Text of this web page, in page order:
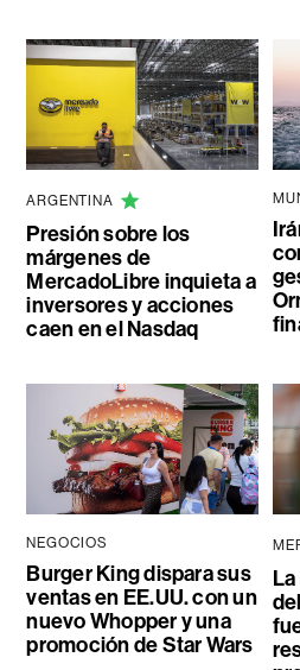
ARGENTINA
Presión sobre los
márgenes de
MercadoLibre inquieta a
inversores y acciones
caen en el Nasdaq
NEGOCIOS
Burger King dispara sus
ventas en EE.UU. con un
nuevo Whopper y una
promoción de Star Wars